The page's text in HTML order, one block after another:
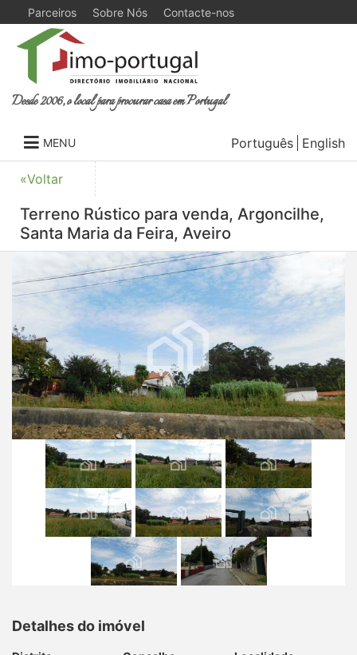
Parceiros Sobre Nós Contacte-nos
Desde 2006, o local para procurar casa em Portugal
MENU Português English
«Voltar
Terreno Rústico para venda, Argoncilhe,
Santa Maria da Feira, Aveiro
Detalhes do imóvel